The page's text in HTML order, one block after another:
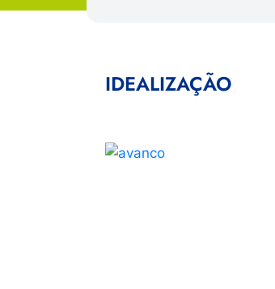
IDEALIZAÇÃO